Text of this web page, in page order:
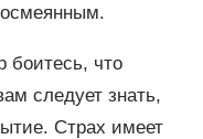
боитесь, что
следует знать,
Страх имеет